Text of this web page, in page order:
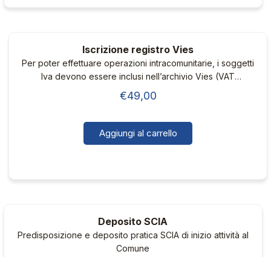
a
ha
Le
opzioni
possono
nella
pagina
Iscrizione registro Vies
Per poter effettuare operazioni intracomunitarie, i soggetti
Iva devono essere inclusi nell’archivio Vies (VAT
information exchange system).
€49,00
Aggiungi al carrello
Deposito SCIA
Predisposizione e deposito pratica SCIA di inizio attività al
Comune